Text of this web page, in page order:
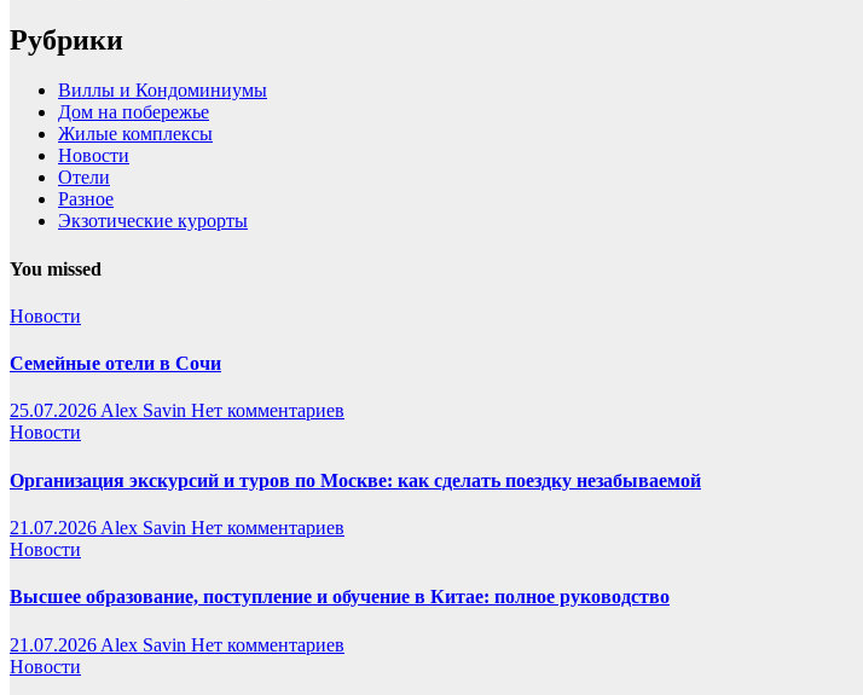
Рубрики
Виллы и Кондоминиумы
Дом на побережье
Жилые комплексы
Новости
Отели
Разное
Экзотические курорты
You missed
Новости
Семейные отели в Сочи
25.07.2026Alex Savin Нет комментариев
Новости
Организация экскурсий и туров по Москве: как сделать поездку незабываемой
21.07.2026 Alex Savin Нет комментариев
Новости
Высшее образование, поступление и обучение в Китае: полное руководство
21.07.2026 Alex Savin Нет комментариев
Новости